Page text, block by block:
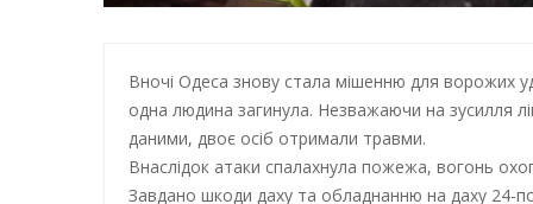
Вночі Одеса знову стала мішенню для ворожих
одна людина загинула. Незважаючи на зусилля
даними, двоє осіб отримали травми.
Внаслідок атаки спалахнула пожежа, вогонь
Завдано шкоди даху та обладнанню на даху 24-